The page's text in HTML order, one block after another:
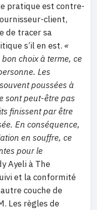
pratique est contre-
client,
de tracer sa
s’il en est. «
choix à terme, ce
Les
poussées à
sont peut-être pas
finissent par être
En conséquence,
en souffre, ce
pour le
Ayeli à The
et la conformité
couche de
Les règles de